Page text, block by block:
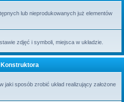
lub nieprodukowanych już elementów
zdjęć i symboli, miejsca w układzie.
Konstruktora
jaki sposób zrobić układ realizujący założone